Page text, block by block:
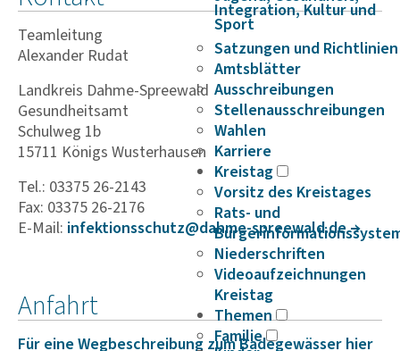
Integration, Kultur und
Sport
Satzungen und Richtlinien
Amtsblätter
Ausschreibungen
Stellenausschreibungen
Wahlen
Karriere
Kreistag
Vorsitz des Kreistages
Rats- und
Niederschriften
Videoaufzeichnungen
Kreistag
Themen
Familie
Teamleitung
Alexander Rudat
Landkreis Dahme-Spreewald
Gesundheitsamt
Schulweg 1b
15711 Königs Wusterhausen
Tel.: 03375 26-2143
Fax: 03375 26-2176
E-Mail: infek­ti­ons­schutz@dahme-spree­wald.de
Anfahrt
Für eine Wegbe­schrei­bung zum Bade­ge­wässer hier